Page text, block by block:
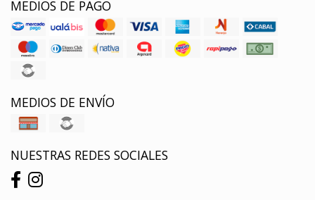
MEDIOS DE PAGO
MEDIOS DE ENVÍO
NUESTRAS REDES SOCIALES